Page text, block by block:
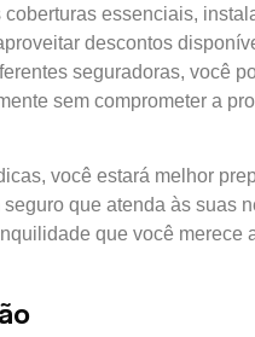
coberturas essenciais,
descontos
seguradoras, você
sem comprometer a
você estará melhor
seguro que atenda às suas
que você merece